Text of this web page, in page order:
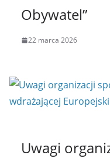
Obywatel”
22 marca 2026
Uwagi